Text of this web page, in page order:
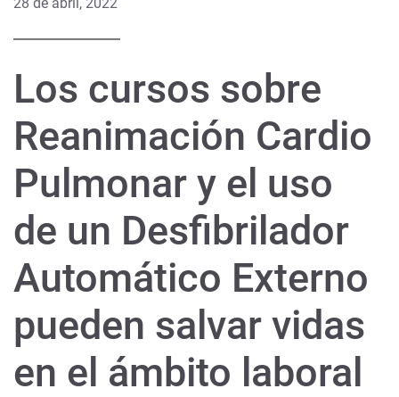
Los cursos sobre
Reanimación Cardio
Pulmonar y el uso
de un Desfibrilador
Automático Externo
pueden salvar vidas
en el ámbito laboral